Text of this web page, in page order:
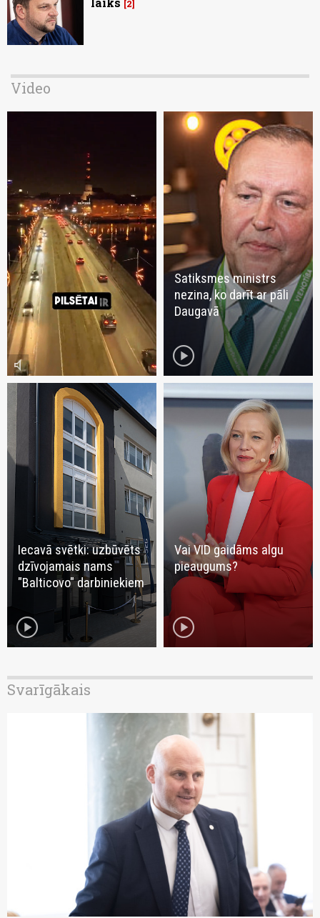
2
Video
volume_mute
Satiksmes ministrs
nezina, ko darīt ar pāli
Daugavā
play_circle
Iecavā svētki: uzbūvēts
dzīvojamais nams
"Balticovo" darbiniekiem
play_circle
Vai VID gaidāms algu
pieaugums?
play_circle
Svarīgākais